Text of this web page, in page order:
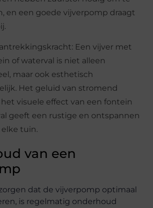
en een goede vijverpomp draagt
Een vijver met
of waterval is niet alleen
maar ook esthetisch
Het geluid van stromend
visuele effect van een fontein
geeft een rustige en ontspannen
elke tuin.
van een
dat de vijverpomp optimaal
is regelmatig onderhoud